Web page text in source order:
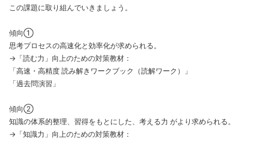
この課題に取り組んでいきましょう。
傾向①
思考プロセスの高速化と効率化が求められる。
→「読む力」向上のための対策教材：
「高速・高精度 読み解きワークブック（読解ワーク）」
「過去問演習」
傾向②
知識の体系的整理、習得をもとにした、考える力 がより求められる。
→「知識力」向上のための対策教材：